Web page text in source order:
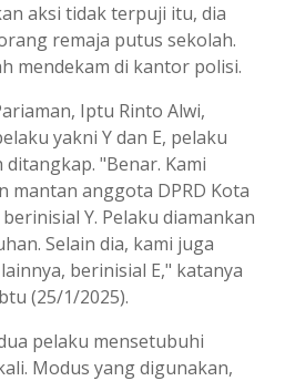
aksi tidak terpuji itu, dia
remaja putus sekolah.
mendekam di kantor polisi.
Iptu Rinto Alwi,
yakni Y dan E, pelaku
"Benar. Kami
mantan anggota DPRD Kota
Y. Pelaku diamankan
Selain dia, kami juga
berinisial E," katanya
(25/1/2025).
pelaku mensetubuhi
Modus yang digunakan,